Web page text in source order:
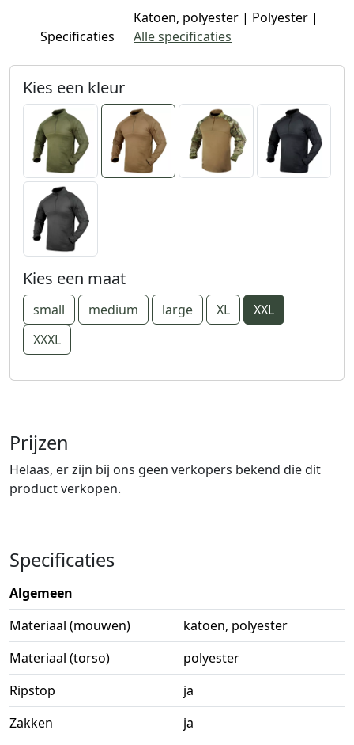
Specificaties
Katoen, polyester | Polyester |
Alle specificaties
Kies een kleur
Kies een maat
small medium large XL
XXL
XXXL
Prijzen
Helaas, er zijn bij ons geen verkopers bekend die dit
product verkopen.
Specificaties
Algemeen
Materiaal (mouwen)
katoen, polyester
Materiaal (torso)
polyester
Ripstop
ja
Zakken
ja